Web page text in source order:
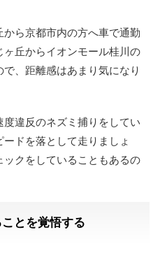
ら京都市内の方へ車で通勤
丘からイオンモール桂川の
、距離感はあまり気になり
違反のネズミ捕りをしてい
ドを落として走りましょ
クをしていることもあるの
とを覚悟する